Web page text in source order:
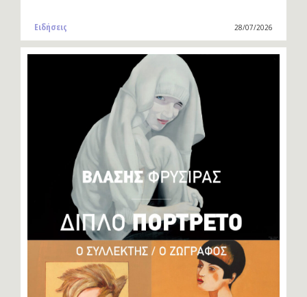
Ειδήσεις 28/07/2026